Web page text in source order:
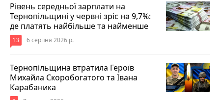
Рівень середньої зарплати на
Тернопільщині у червні зріс на 9,7%:
де платять найбільше та найменше
13 6 серпня 2026 р.
Тернопільщина втратила Героїв
Михайла Скоробогатого та Івана
Карабаника